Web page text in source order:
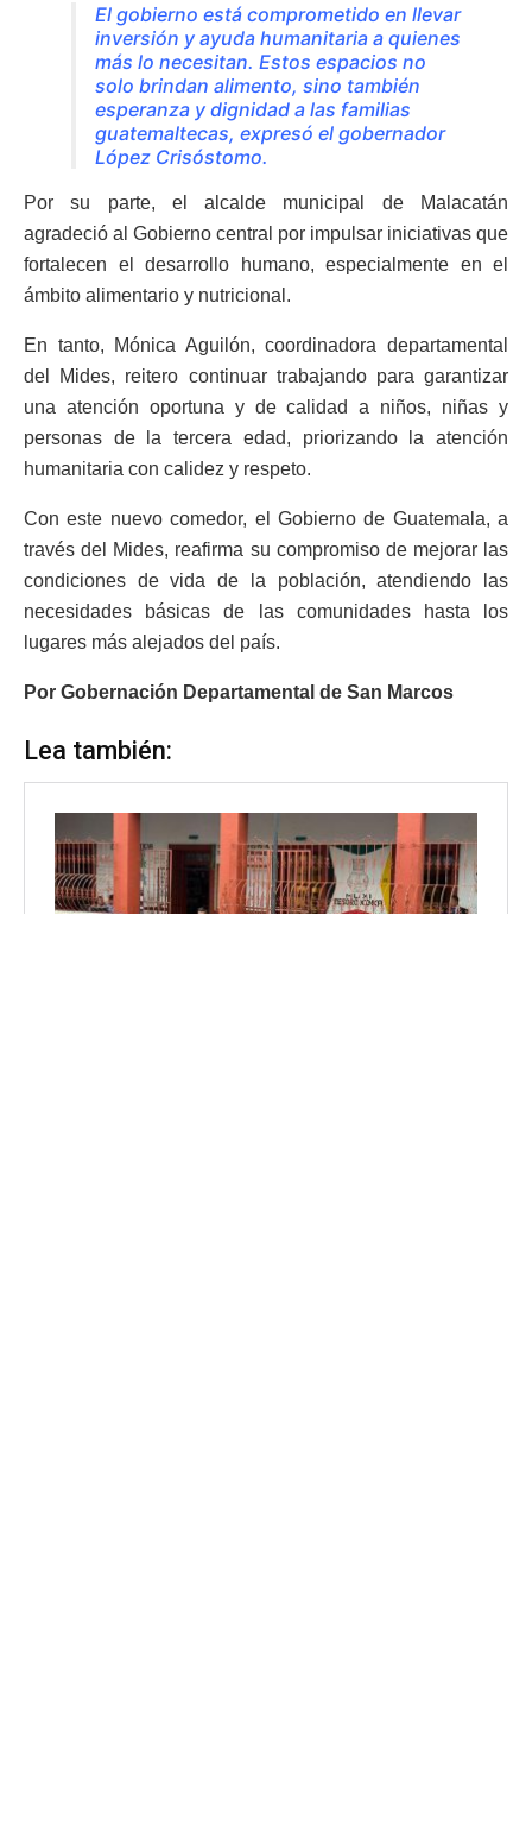
El gobierno está comprometido en llevar
inversión y ayuda humanitaria a quienes
más lo necesitan. Estos espacios no
solo brindan alimento, sino también
esperanza y dignidad a las familias
guatemaltecas, expresó el gobernador
López Crisóstomo.
Por su parte, el alcalde municipal de Malacatán
agradeció al Gobierno central por impulsar iniciativas que
fortalecen el desarrollo humano, especialmente en el
ámbito alimentario y nutricional.
En tanto, Mónica Aguilón, coordinadora departamental
del Mides, reitero continuar trabajando para garantizar
una atención oportuna y de calidad a niños, niñas y
personas de la tercera edad, priorizando la atención
humanitaria con calidez y respeto.
Con este nuevo comedor, el Gobierno de Guatemala, a
través del Mides, reafirma su compromiso de mejorar las
condiciones de vida de la población, atendiendo las
necesidades básicas de las comunidades hasta los
lugares más alejados del país.
Por Gobernación Departamental de San Marcos
Lea también: